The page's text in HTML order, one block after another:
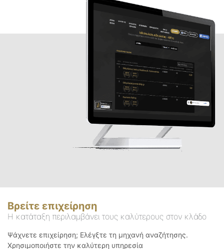
Βρείτε επιχείρηση
Η κατάταξη περιλαμβάνει τους καλύτερους στον κλάδο
Ψάχνετε επιχείρηση; Ελέγξτε τη μηχανή αναζήτησης.
Χρησιμοποιήστε την καλύτερη υπηρεσία